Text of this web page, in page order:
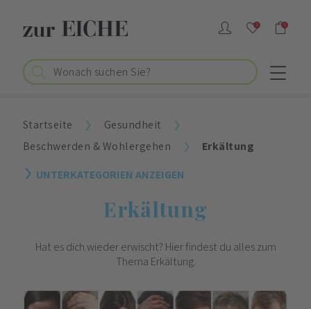
0 0
Startseite
Gesundheit
Beschwerden & Wohlergehen
Erkältung
UNTERKATEGORIEN ANZEIGEN
Erkältung
Hat es dich wieder erwischt? Hier findest du alles zum
Thema Erkältung.